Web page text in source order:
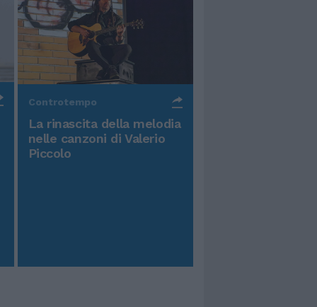
Controtempo
La rinascita della melodia
nelle canzoni di Valerio
Piccolo